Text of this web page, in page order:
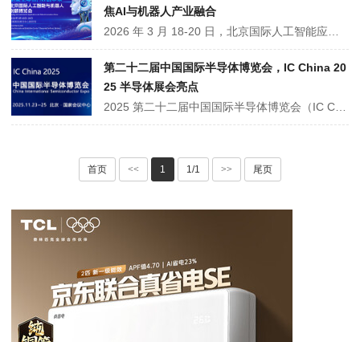
焦AI与机器人产业融合
2026 年 3 月 18-20 日，北京国际人工智能应用与机器人创新博览会将在朝阳馆举办。展会由北京人工智能学会等主办，预计 450 家企业。展品覆盖 AI 全产业链、智能机器人、低空经济等八大板块，设黑科技体验区、AI 课堂等亮点，依托北京产业优势，搭建技术交流、资源对接平台，助力智能产业落地。
第二十二届中国国际半导体博览会，IC China 20
25 半导体展会亮点
2025 第二十二届中国国际半导体博览会（IC China 2025），于 11 月 23-25 日在北京国家会议中心举办，由中国半导体行业协会等主办。展会面积预计 5 万㎡，吸引 700 家企业、超 6 万人次参与。设七大展区，覆盖 IC 设计、产业链等领域，同期办超 10 场活动，聚焦半导体最新成果，是行业交流合作、推动产···
首页 << 1 1/1 >> 尾页